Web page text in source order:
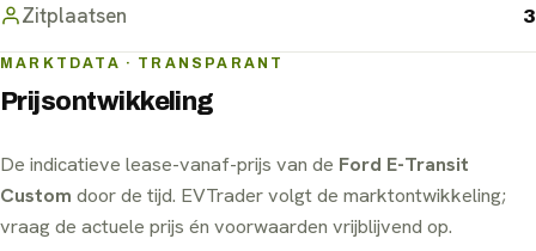
Zitplaatsen 3
MARKTDATA · TRANSPARANT
Prijsontwikkeling
De indicatieve lease-vanaf-prijs van de Ford E-Transit
Custom door de tijd. EVTrader volgt de marktontwikkeling;
vraag de actuele prijs én voorwaarden vrijblijvend op.